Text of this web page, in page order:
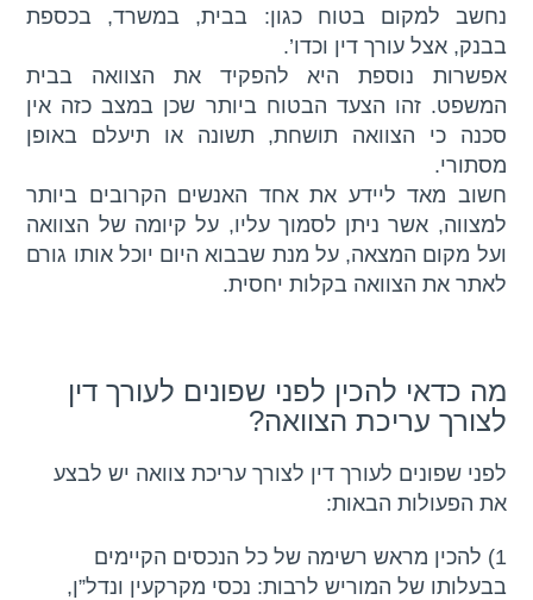
נחשב למקום בטוח כגון: בבית, במשרד, בכספת
בבנק, אצל עורך דין וכדו’.
אפשרות נוספת היא להפקיד את הצוואה בבית
המשפט. זהו הצעד הבטוח ביותר שכן במצב כזה אין
סכנה כי הצוואה תושחת, תשונה או תיעלם באופן
מסתורי.
חשוב מאד ליידע את אחד האנשים הקרובים ביותר
למצווה, אשר ניתן לסמוך עליו, על קיומה של הצוואה
ועל מקום המצאה, על מנת שבבוא היום יוכל אותו גורם
לאתר את הצוואה בקלות יחסית.
מה כדאי להכין לפני שפונים לעורך דין
לצורך עריכת הצוואה?
לפני שפונים לעורך דין לצורך עריכת צוואה יש לבצע
את הפעולות הבאות:
1) להכין מראש רשימה של כל הנכסים הקיימים
בבעלותו של המוריש לרבות: נכסי מקרקעין ונדל”ן,